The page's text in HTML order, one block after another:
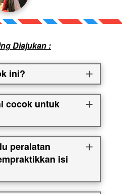
Diajukan :
ini?
cocok untuk
peralatan
isi